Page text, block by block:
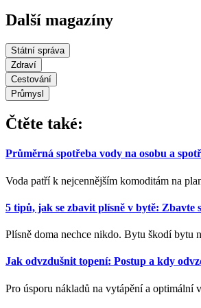
Další magazíny
Státní správa
Zdraví
Cestování
Průmysl
Čtěte také:
Průměrná spotřeba vody na osobu a
Voda patří k nejcennějším komoditám na
5 tipů, jak se zbavit plísně v bytě: Zbavte
Plísně doma nechce nikdo. Bytu škodí bytu
Jak odvzdušnit topení: Postup a kdy
Pro úsporu nákladů na vytápění a optimální